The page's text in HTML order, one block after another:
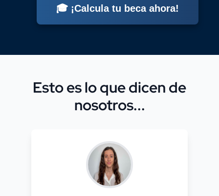
🎓 ¡Calcula tu beca ahora!
Esto es lo que dicen de
nosotros...